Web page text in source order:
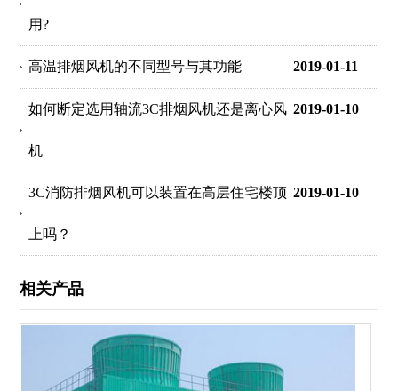
用?
2019-01-11
高温排烟风机的不同型号与其功能
2019-01-10
如何断定选用轴流3C排烟风机还是离心风
机
2019-01-10
3C消防排烟风机可以装置在高层住宅楼顶
上吗？
相关产品